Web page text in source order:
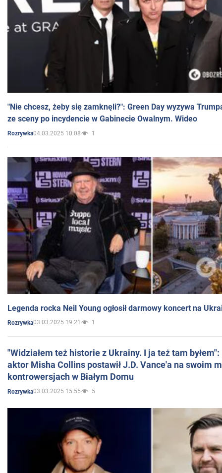
"Nie chcesz, żeby się zamknęli?": Green Day wyzywa
ze sceny po incydencie w Gabinecie Owalnym. Wideo
Rozrywka04.03.2025 10:08 1
Legenda rocka Neil Young ogłosił darmowy koncert na
Rozrywka03.03.2025 19:21 1
"Widziałem też historie z Ukrainy. I ja też tam
aktor Misha Collins postawił J.D. Vance'a na swoim
kontrowersjach w Białym Domu
Rozrywka03.03.2025 15:55 5